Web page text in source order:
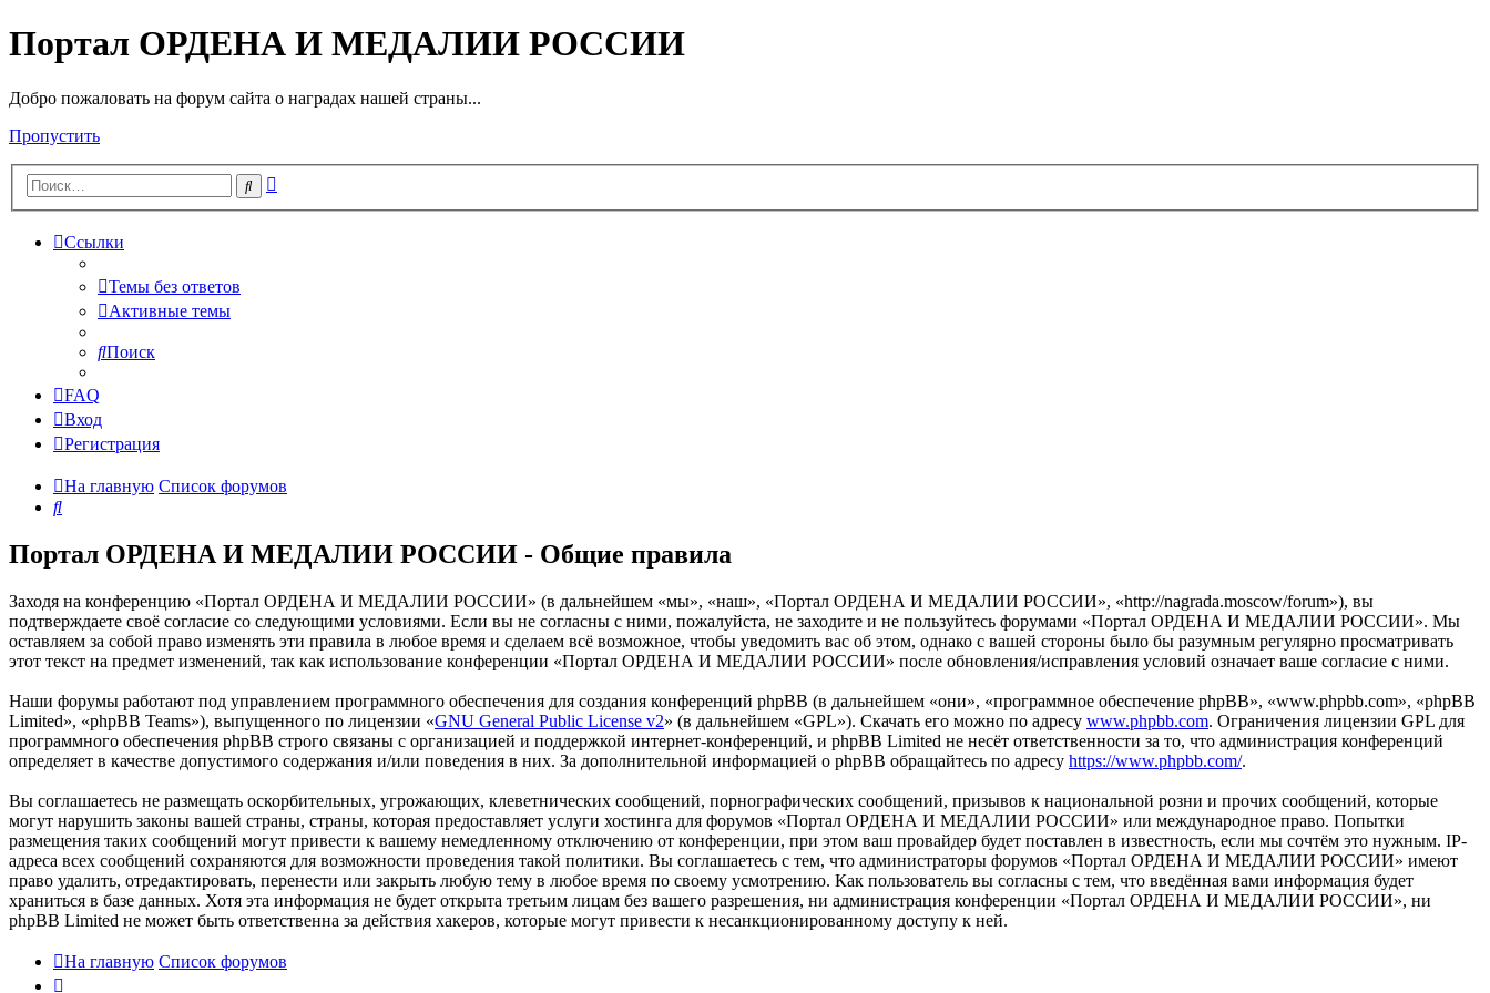
Портал ОРДЕНА И МЕДАЛИИ РОССИИ
Добро пожаловать на форум сайта о наградах нашей страны...
Пропустить
Поиск
Ссылки
Темы без ответов
Активные темы
Поиск
FAQ
Вход
Регистрация
На главную Список форумов
Поиск
Портал ОРДЕНА И МЕДАЛИИ РОССИИ - Общие правила
Заходя на конференцию «Портал ОРДЕНА И МЕДАЛИИ РОССИИ» (в дальнейшем «мы», «наш», «Портал ОРДЕНА И МЕДАЛИИ РОССИИ», «http://nagrada.moscow/forum»), вы
подтверждаете своё согласие со следующими условиями. Если вы не согласны с ними, пожалуйста, не заходите и не пользуйтесь форумами «Портал ОРДЕНА И МЕДАЛИИ РОССИИ». Мы
оставляем за собой право изменять эти правила в любое время и сделаем всё возможное, чтобы уведомить вас об этом, однако с вашей стороны было бы разумным регулярно просматривать
этот текст на предмет изменений, так как использование конференции «Портал ОРДЕНА И МЕДАЛИИ РОССИИ» после обновления/исправления условий означает ваше согласие с ними.
Наши форумы работают под управлением программного обеспечения для создания конференций phpBB (в дальнейшем «они», «программное обеспечение phpBB», «www.phpbb.com», «phpBB
Limited», «phpBB Teams»), выпущенного по лицензии «GNU General Public License v2» (в дальнейшем «GPL»). Скачать его можно по адресу www.phpbb.com. Ограничения лицензии GPL для
программного обеспечения phpBB строго связаны с организацией и поддержкой интернет-конференций, и phpBB Limited не несёт ответственности за то, что администрация конференций
определяет в качестве допустимого содержания и/или поведения в них. За дополнительной информацией о phpBB обращайтесь по адресу https://www.phpbb.com/.
Вы соглашаетесь не размещать оскорбительных, угрожающих, клеветнических сообщений, порнографических сообщений, призывов к национальной розни и прочих сообщений, которые
могут нарушить законы вашей страны, страны, которая предоставляет услуги хостинга для форумов «Портал ОРДЕНА И МЕДАЛИИ РОССИИ» или международное право. Попытки
размещения таких сообщений могут привести к вашему немедленному отключению от конференции, при этом ваш провайдер будет поставлен в известность, если мы сочтём это нужным. IP-
адреса всех сообщений сохраняются для возможности проведения такой политики. Вы соглашаетесь с тем, что администраторы форумов «Портал ОРДЕНА И МЕДАЛИИ РОССИИ» имеют
право удалить, отредактировать, перенести или закрыть любую тему в любое время по своему усмотрению. Как пользователь вы согласны с тем, что введённая вами информация будет
храниться в базе данных. Хотя эта информация не будет открыта третьим лицам без вашего разрешения, ни администрация конференции «Портал ОРДЕНА И МЕДАЛИИ РОССИИ», ни
phpBB Limited не может быть ответственна за действия хакеров, которые могут привести к несанкционированному доступу к ней.
На главную Список форумов